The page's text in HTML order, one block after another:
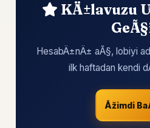
KÄ±lavuzu
HesabÄ±nÄ± aÃ§, lobiyi
ilk haftadan kendi
Åžimdi